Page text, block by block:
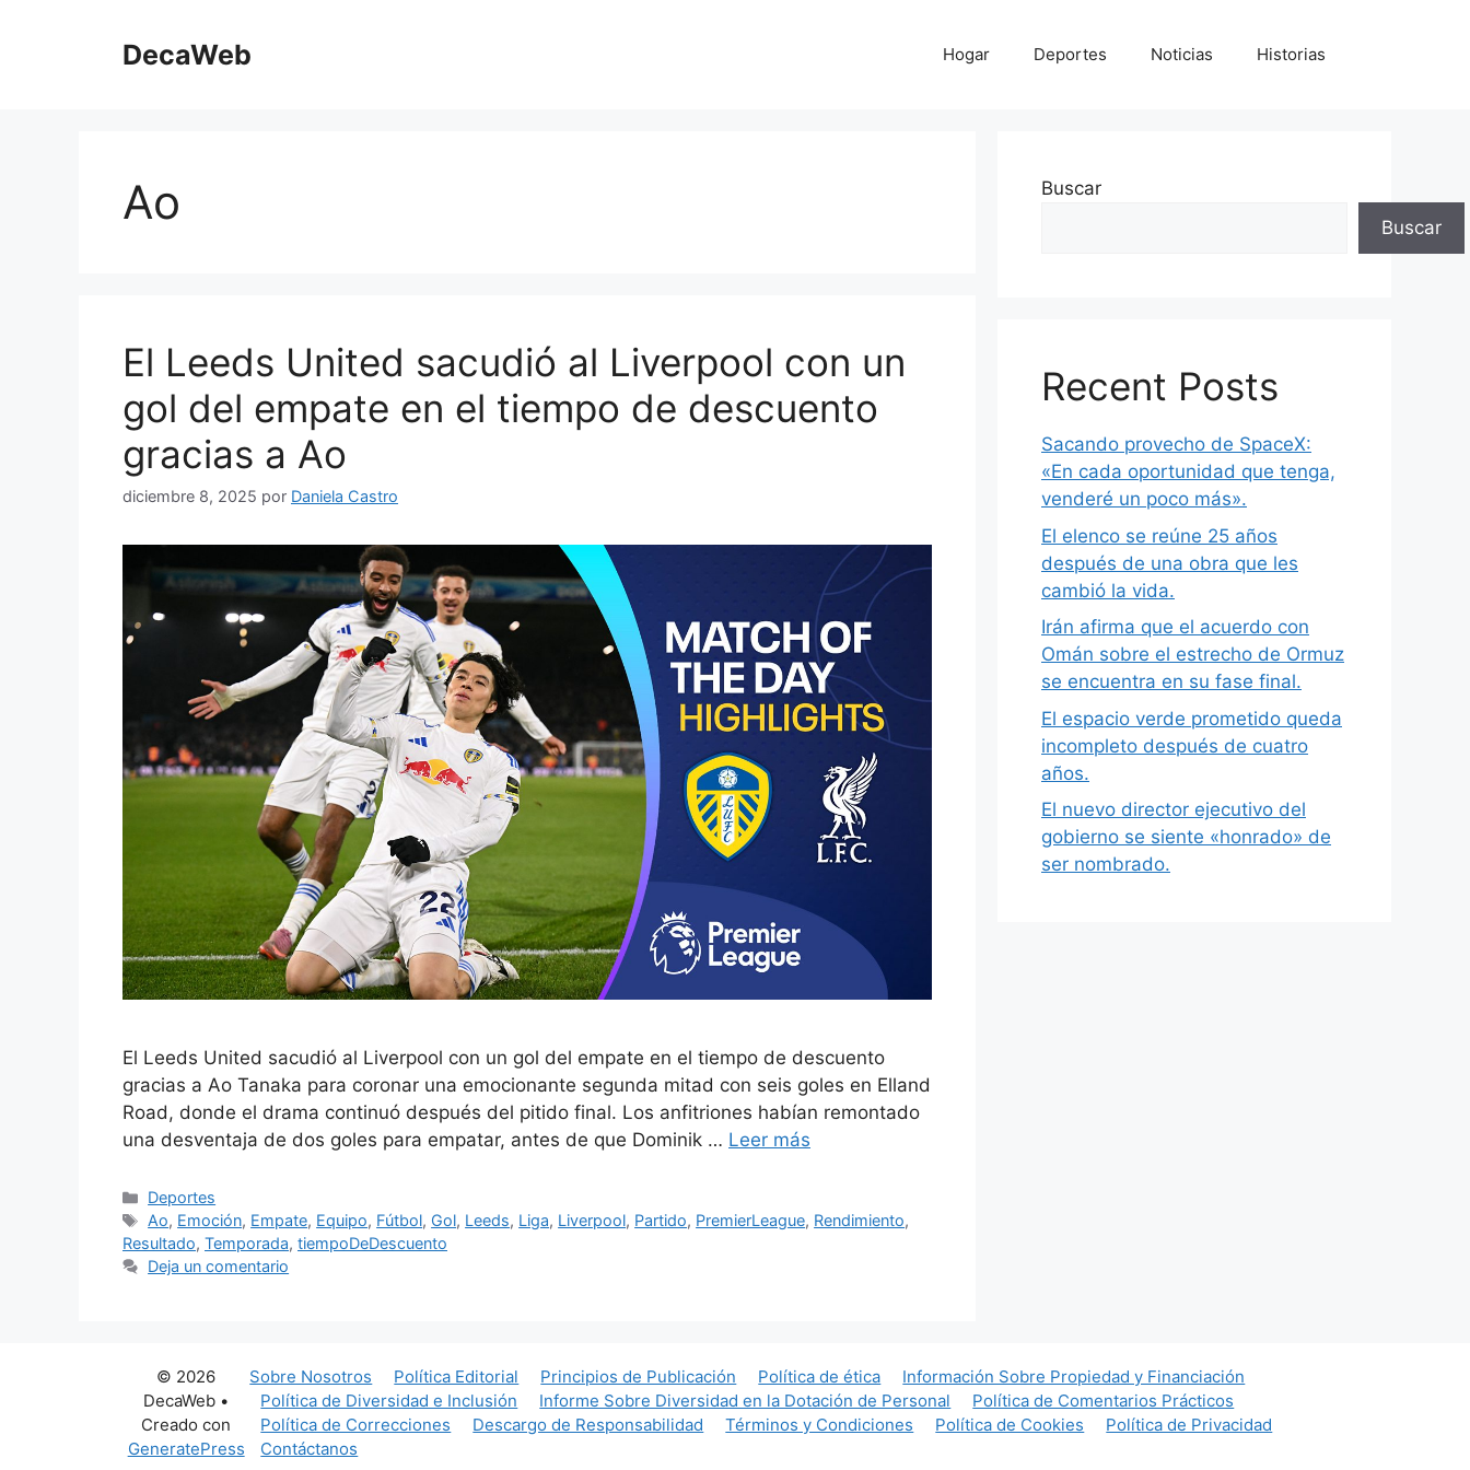
DecaWeb Hogar Deportes Noticias Historias
Ao
El Leeds United sacudió al Liverpool con un
gol del empate en el tiempo de descuento
gracias a Ao
diciembre 8, 2025 por Daniela Castro
El Leeds United sacudió al Liverpool con un gol del empate en el tiempo de descuento
gracias a Ao Tanaka para coronar una emocionante segunda mitad con seis goles en Elland
Road, donde el drama continuó después del pitido final. Los anfitriones habían remontado
una desventaja de dos goles para empatar, antes de que Dominik … Leer más
Categorías
Deportes
Etiquetas
Ao, Emoción, Empate, Equipo, Fútbol, Gol, Leeds, Liga, Liverpool, Partido, PremierLeague, Rendimiento,
Resultado, Temporada, tiempoDeDescuento
Deja un comentario
Buscar
Buscar
Recent Posts
Sacando provecho de SpaceX:
«En cada oportunidad que tenga,
venderé un poco más».
El elenco se reúne 25 años
después de una obra que les
cambió la vida.
Irán afirma que el acuerdo con
Omán sobre el estrecho de Ormuz
se encuentra en su fase final.
El espacio verde prometido queda
incompleto después de cuatro
años.
El nuevo director ejecutivo del
gobierno se siente «honrado» de
ser nombrado.
Sobre Nosotros Política Editorial Principios de Publicación Política de ética
Información Sobre Propiedad y Financiación
Política de Diversidad e Inclusión
Informe Sobre Diversidad en la Dotación de Personal
Política de Comentarios Prácticos
Política de Correcciones
Descargo de Responsabilidad Términos y Condiciones Política de Cookies
Política de Privacidad
Contáctanos
© 2026
DecaWeb •
Creado con
GeneratePress